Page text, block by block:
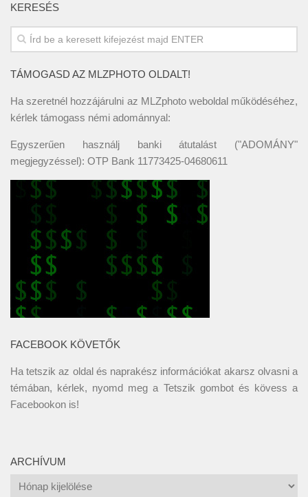
KERESÉS
TÁMOGASD AZ MLZPHOTO OLDALT!
Ha szeretnél hozzájárulni az MLZphoto weboldal működéséhez,
kérlek támogass némi adománnyal:
Egyszerűen használj banki átutalást ("ADOMÁNY"
megjegyzéssel): OTP Bank 11773425-04680611
FACEBOOK KÖVETŐK
Ha tetszik az oldal és naprakész információkat akarsz olvasni a
témában, kérlek, nyomd meg a Tetszik gombot és kövess a
Facebookon is!
ARCHÍVUM
Archívum